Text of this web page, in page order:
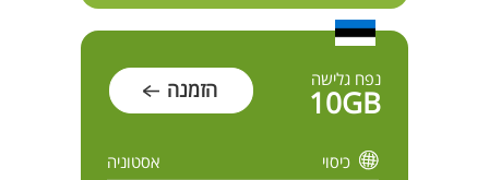
נפח גלישה
10GB הזמנה
כיסוי אסטוניה